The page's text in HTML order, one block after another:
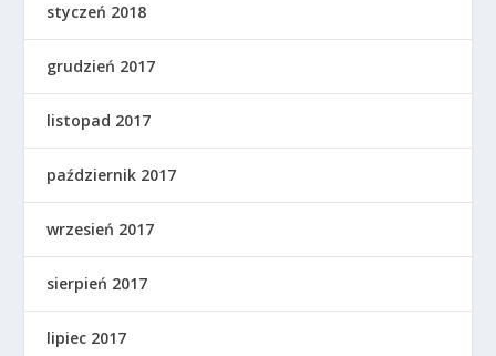
styczeń 2018
grudzień 2017
listopad 2017
październik 2017
wrzesień 2017
sierpień 2017
lipiec 2017